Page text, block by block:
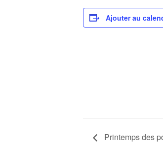
Ajouter au
Printemps des